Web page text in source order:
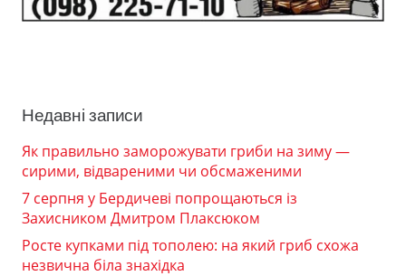
Недавні записи
Як правильно заморожувати гриби на зиму —
сирими, відвареними чи обсмаженими
7 серпня у Бердичеві попрощаються із
Захисником Дмитром Плаксюком
Росте купками під тополею: на який гриб схожа
незвична біла знахідка